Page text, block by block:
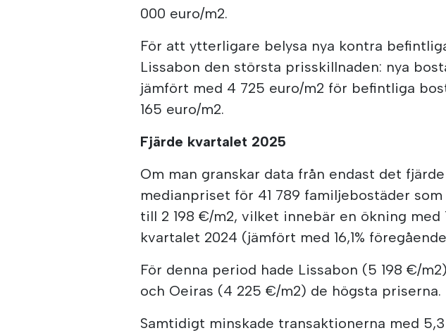
000 euro/m2.
För att ytterligare belysa nya kontra
Lissabon den största prisskillnaden: nya
jämfört med 4 725 euro/m2 för befintliga
165 euro/m2.
Fjärde kvartalet 2025
Om man granskar data från endast det
medianpriset för 41 789 familjebostäder
till 2 198 €/m2, vilket innebär en ökning med
kvartalet 2024 (jämfört med 16,1%
För denna period hade Lissabon (5 198 €/
och Oeiras (4 225 €/m2) de högsta priserna.
Samtidigt minskade transaktionerna med